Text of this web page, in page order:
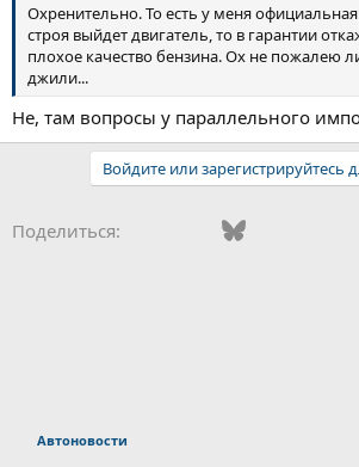
Охренительно. То есть у меня
строя выйдет двигатель, то в гарантии
плохое качество бензина. Ох не пожалею
джили...
Не, там вопросы у параллельного
Войдите или зарегистрируйтесь
Поделиться: Vkontakte
FacebookBluesky
Автоновости